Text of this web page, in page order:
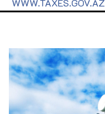
WWW.TAXES.GOV.AZ